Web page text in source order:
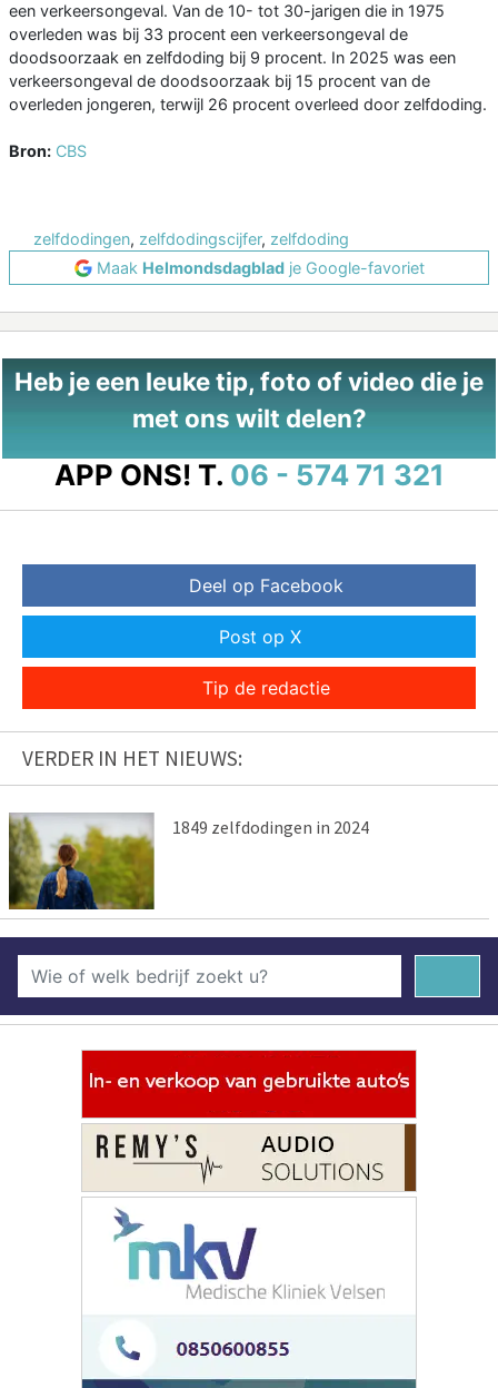
een verkeersongeval. Van de 10- tot 30-jarigen die in 1975
overleden was bij 33 procent een verkeersongeval de
doodsoorzaak en zelfdoding bij 9 procent. In 2025 was een
verkeersongeval de doodsoorzaak bij 15 procent van de
overleden jongeren, terwijl 26 procent overleed door zelfdoding.
Bron: CBS
zelfdodingen, zelfdodingscijfer, zelfdoding
Maak Helmondsdagblad je Google-favoriet
Heb je een leuke tip, foto of video die je
met ons wilt delen?
APP ONS! T. 06 - 574 71 321
Deel op Facebook
Post op X
Tip de redactie
VERDER IN HET NIEUWS:
1849 zelfdodingen in 2024